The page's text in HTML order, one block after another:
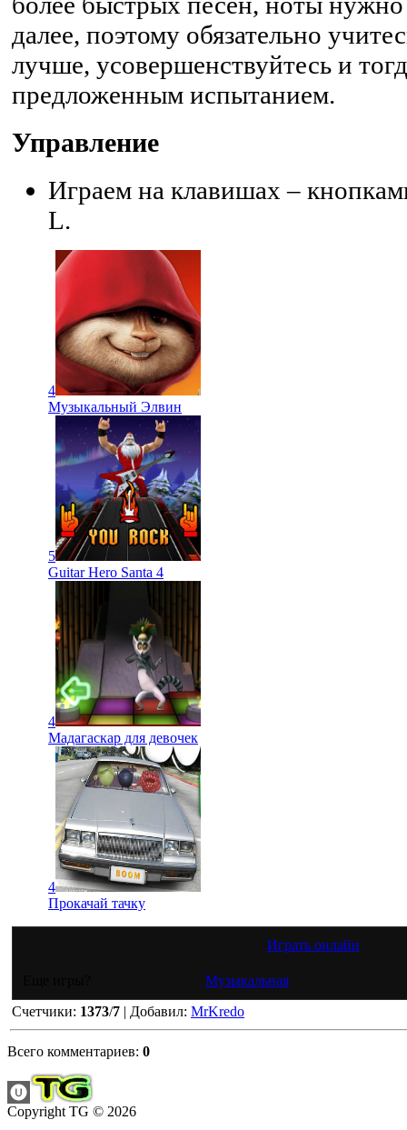
далее, поэтому обязательно
лучше, усовершенствуйтесь и
предложенным испытанием.
Управление
Играем на клавишах –
L.
4
Музыкальный Элвин
5
Guitar Hero Santa 4
4
Мадагаскар для девочек
4
Прокачай тачку
Играть онлайн
Музыкальная
Счетчики: 1373/7 | Добавил: MrKredo
Всего комментариев: 0
Copyright TG © 2026